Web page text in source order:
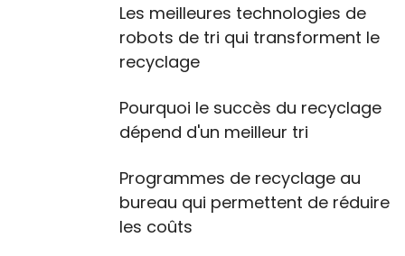
Les meilleures technologies de
robots de tri qui transforment le
recyclage
Pourquoi le succès du recyclage
dépend d'un meilleur tri
Programmes de recyclage au
bureau qui permettent de réduire
les coûts